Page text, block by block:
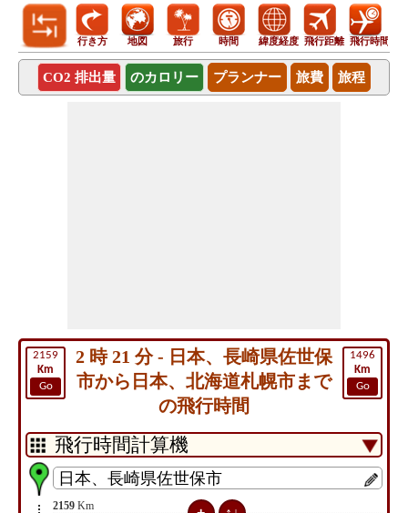
行き方 地図 旅行 時間 緯度経度 飛行距離 飛行時間
CO2 排出量 のカロリー プランナー 旅費 旅程
2159
Km
Go
1496
Km
Go
2 時 21 分 - 日本、長崎県佐世保
市から日本、北海道札幌市まで
の飛行時間
2159 Km